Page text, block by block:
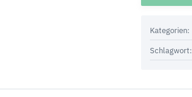
Kategorien:
Schlagwort: